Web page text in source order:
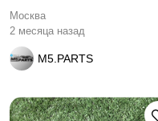
Москва
2 месяца назад
M5.PARTS